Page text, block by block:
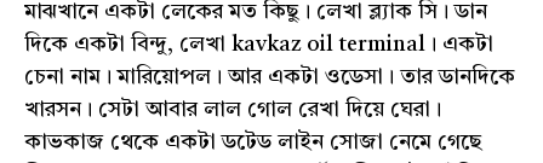
মাঝখানে একটা লেকের মত কিছু। লেখা ব্ল্যাক সি। ডান
দিকে একটা বিন্দু, লেখা kavkaz oil terminal। একটা
চেনা নাম। মারিয়োপল। আর একটা ওডেসা। তার ডানদিকে
খারসন। সেটা আবার লাল গোল রেখা দিয়ে ঘেরা।
কাভকাজ থেকে একটা ডটেড লাইন সোজা নেমে গেছে